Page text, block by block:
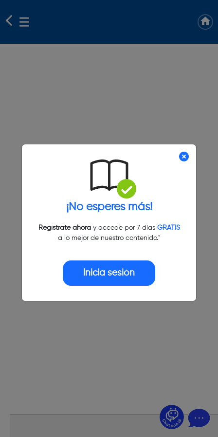
¡No esperes más!
Regístrate ahoray accede por 7 días GRATIS
a lo mejor de nuestro contenido."
Inicia sesión